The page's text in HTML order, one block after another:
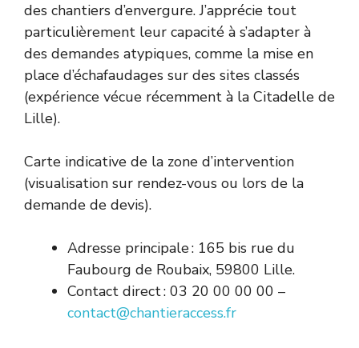
des chantiers d’envergure. J’apprécie tout
particulièrement leur capacité à s’adapter à
des demandes atypiques, comme la mise en
place d’échafaudages sur des sites classés
(expérience vécue récemment à la Citadelle de
Lille).
Carte indicative de la zone d’intervention
(visualisation sur rendez-vous ou lors de la
demande de devis).
Adresse principale : 165 bis rue du
Faubourg de Roubaix, 59800 Lille.
Contact direct : 03 20 00 00 00 –
contact@chantieraccess.fr